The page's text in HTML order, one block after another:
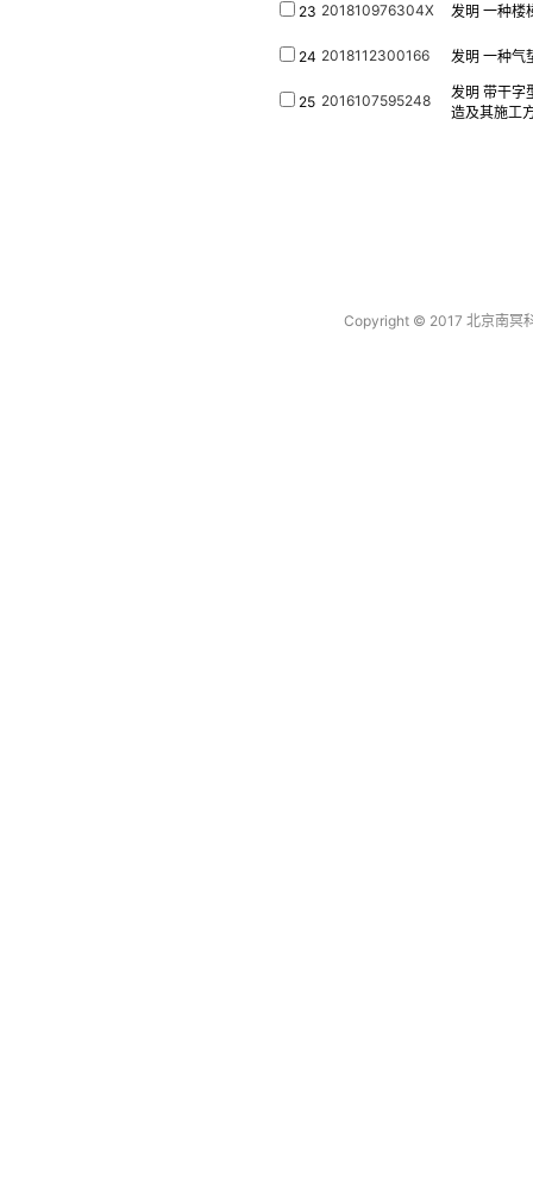
23 201810976304X 发明 一种楼
24 2018112300166 发明 一种气
25 2016107595248 发明 带干字
造及其施工
Copyright © 2017 北京南冥